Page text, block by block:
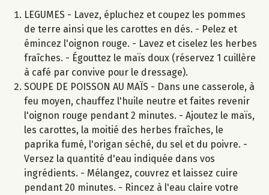
LEGUMES - Lavez, épluchez et coupez les pommes
de terre ainsi que les carottes en dés. - Pelez et
émincez l'oignon rouge. - Lavez et ciselez les herbes
fraîches. - Égouttez le maïs doux (réservez 1 cuillère
à café par convive pour le dressage).
SOUPE DE POISSON AU MAÏS - Dans une casserole, à
feu moyen, chauffez l'huile neutre et faites revenir
l'oignon rouge pendant 2 minutes. - Ajoutez le maïs,
les carottes, la moitié des herbes fraîches, le
paprika fumé, l'origan séché, du sel et du poivre. -
Versez la quantité d'eau indiquée dans vos
ingrédients. - Mélangez, couvrez et laissez cuire
pendant 20 minutes. - Rincez à l'eau claire votre